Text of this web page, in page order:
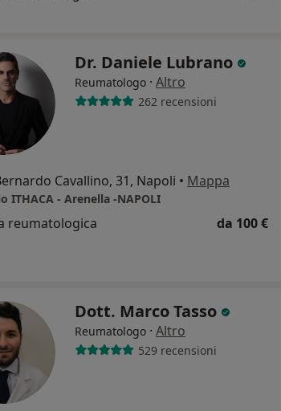
Dr. Daniele Lubrano
Reumatologo · Altro
262 recensioni
Cavallino, 31, Napoli • Mappa
ITHACA - Arenella -NAPOLI
reumatologica da 100 €
Dott. Marco Tasso
Reumatologo · Altro
529 recensioni